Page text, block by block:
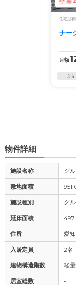
住宅型有
ナー
月額
自立
物件詳細
施設名称 グ
敷地面積
施設種別 グ
延床面積
住所 愛
入居定員 2名
建物構造階数 軽
居室総数 -